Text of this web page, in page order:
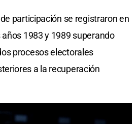
participación se registraron en
1983 y 1989 superando
procesos electorales
a la recuperación